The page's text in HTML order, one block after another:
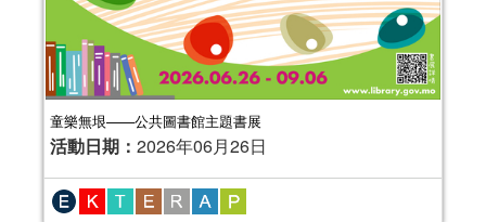
童樂無垠——公共圖書館主題書展
活動日期： 2026年06月26日